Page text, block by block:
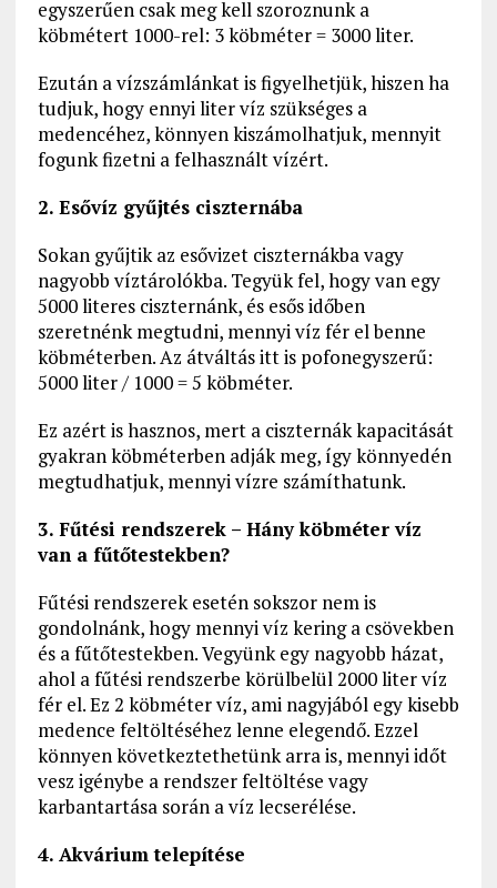
egyszerűen csak meg kell szoroznunk a
köbmétert 1000-rel: 3 köbméter = 3000 liter.
Ezután a vízszámlánkat is figyelhetjük, hiszen ha
tudjuk, hogy ennyi liter víz szükséges a
medencéhez, könnyen kiszámolhatjuk, mennyit
fogunk fizetni a felhasznált vízért.
2. Esővíz gyűjtés ciszternába
Sokan gyűjtik az esővizet ciszternákba vagy
nagyobb víztárolókba. Tegyük fel, hogy van egy
5000 literes ciszternánk, és esős időben
szeretnénk megtudni, mennyi víz fér el benne
köbméterben. Az átváltás itt is pofonegyszerű:
5000 liter / 1000 = 5 köbméter.
Ez azért is hasznos, mert a ciszternák kapacitását
gyakran köbméterben adják meg, így könnyedén
megtudhatjuk, mennyi vízre számíthatunk.
3. Fűtési rendszerek – Hány köbméter víz
van a fűtőtestekben?
Fűtési rendszerek esetén sokszor nem is
gondolnánk, hogy mennyi víz kering a csövekben
és a fűtőtestekben. Vegyünk egy nagyobb házat,
ahol a fűtési rendszerbe körülbelül 2000 liter víz
fér el. Ez 2 köbméter víz, ami nagyjából egy kisebb
medence feltöltéséhez lenne elegendő. Ezzel
könnyen következtethetünk arra is, mennyi időt
vesz igénybe a rendszer feltöltése vagy
karbantartása során a víz lecserélése.
4. Akvárium telepítése